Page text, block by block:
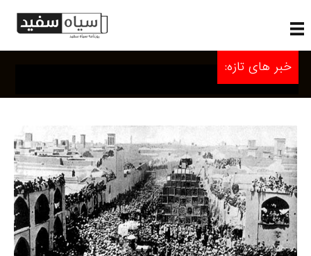
خبر های تازه: